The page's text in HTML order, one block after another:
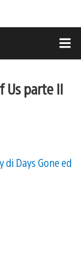
Us parte II
Days Gone ed